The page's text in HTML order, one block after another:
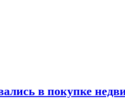
в покупке